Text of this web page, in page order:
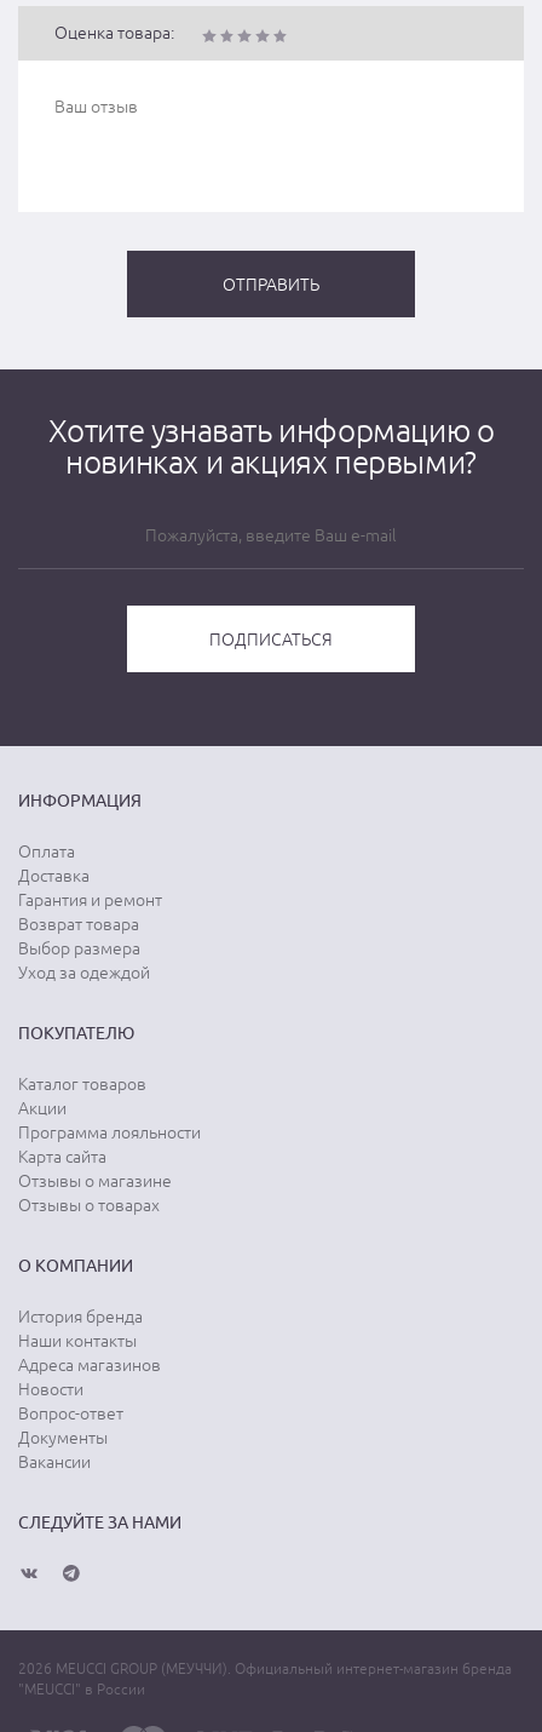
Оценка товара:
Хотите узнавать информацию о
новинках и акциях первыми?
ИНФОРМАЦИЯ
Оплата
Доставка
Гарантия и ремонт
Возврат товара
Выбор размера
Уход за одеждой
ПОКУПАТЕЛЮ
Каталог товаров
Акции
Программа лояльности
Карта сайта
Отзывы о магазине
Отзывы о товарах
О КОМПАНИИ
История бренда
Наши контакты
Адреса магазинов
Новости
Вопрос-ответ
Документы
Вакансии
СЛЕДУЙТЕ ЗА НАМИ
2026 MEUCCI GROUP (МЕУЧЧИ). Официальный интернет-магазин бренда
"MEUCCI" в России